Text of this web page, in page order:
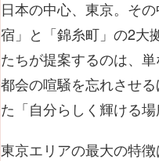
日本の中心、東京。そ
宿」と「錦糸町」の2大
たちが提案するのは、
都会の喧騒を忘れさせ
た「自分らしく輝ける場
東京エリアの最大の特